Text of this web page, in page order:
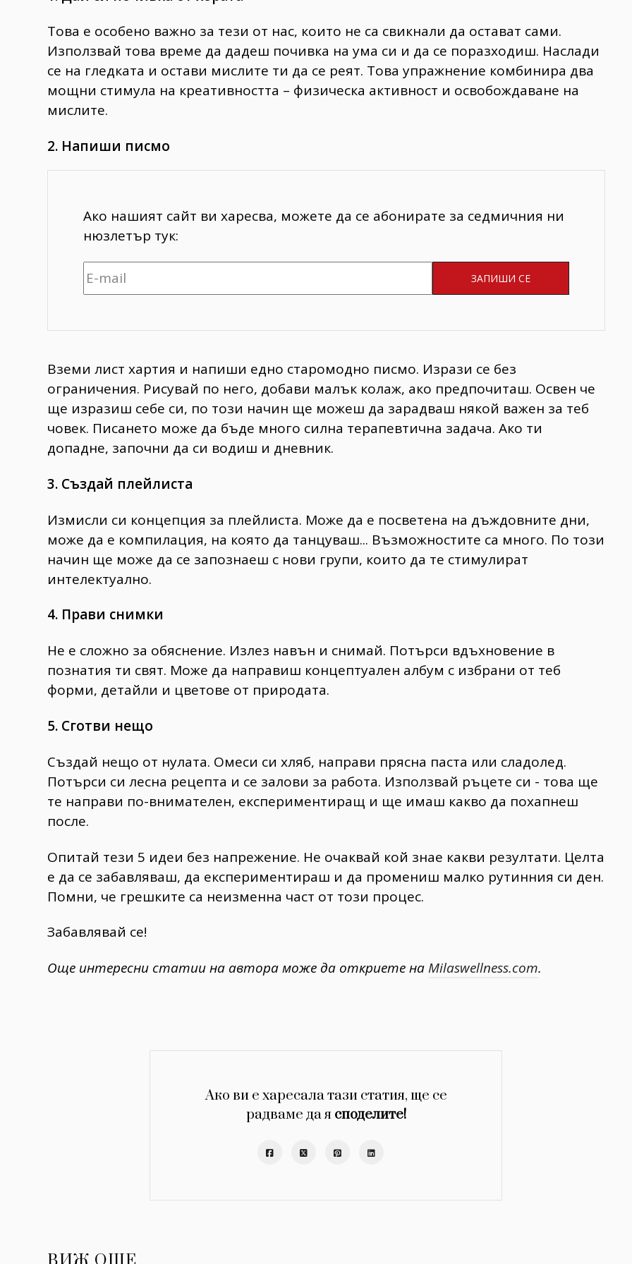
Това е особено важно за тези от нас, които не са свикнали да остават сами.
Използвай това време да дадеш почивка на ума си и да се поразходиш. Наслади
се на гледката и остави мислите ти да се реят. Това упражнение комбинира два
мощни стимула на креативността – физическа активност и освобождаване на
мислите.
2. Напиши писмо
Ако нашият сайт ви харесва, можете да се абонирате за седмичния ни
нюзлетър тук:
Вземи лист хартия и напиши едно старомодно писмо. Изрази се без
ограничения. Рисувай по него, добави малък колаж, ако предпочиташ. Освен че
ще изразиш себе си, по този начин ще можеш да зарадваш някой важен за теб
човек. Писането може да бъде много силна терапевтична задача. Ако ти
допадне, започни да си водиш и дневник.
3. Създай плейлиста
Измисли си концепция за плейлиста. Може да е посветена на дъждовните дни,
може да е компилация, на която да танцуваш... Възможностите са много. По този
начин ще може да се запознаеш с нови групи, които да те стимулират
интелектуално.
4. Прави снимки
Не е сложно за обяснение. Излез навън и снимай. Потърси вдъхновение в
познатия ти свят. Може да направиш концептуален албум с избрани от теб
форми, детайли и цветове от природата.
5. Сготви нещо
Създай нещо от нулата. Омеси си хляб, направи прясна паста или сладолед.
Потърси си лесна рецепта и се залови за работа. Използвай ръцете си - това ще
те направи по-внимателен, експериментиращ и ще имаш какво да похапнеш
после.
Опитай тези 5 идеи без напрежение. Не очаквай кой знае какви резултати. Целта
е да се забавляваш, да експериментираш и да промениш малко рутинния си ден.
Помни, че грешките са неизменна част от този процес.
Забавлявай се!
Още интересни статии на автора може да откриете наMilaswellness.com.
Ако ви е харесала тази статия, ще се
радваме да я споделите!